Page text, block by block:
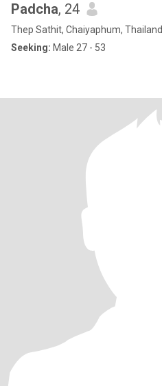
Padcha, 24
Thep Sathit, Chaiyaphum, Thailand
Seeking: Male 27 - 53